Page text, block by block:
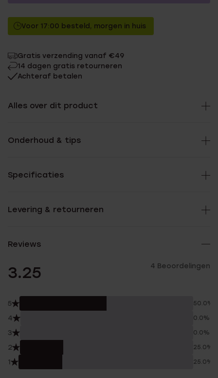
Zonder memberkorting
Met memberkorting
Voor 17:00 besteld, morgen in huis
Gratis verzending vanaf €49
14 dagen gratis retourneren
Achteraf betalen
Alles over dit product
Onderhoud & tips
Specificaties
Levering & retourneren
Reviews
3.25 4 Beoordelingen
5 50.0%
4 0.0%
3 0.0%
2 25.0%
1 25.0%